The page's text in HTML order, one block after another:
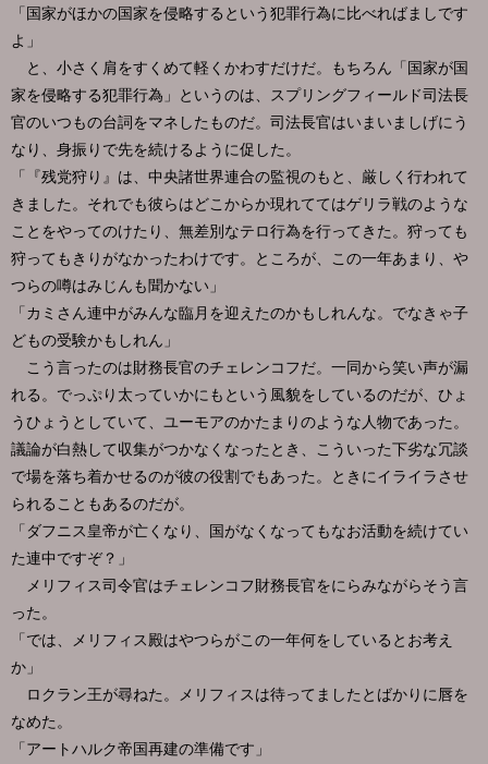
「国家がほかの国家を侵略するという犯罪行為に比べればましです
よ」
と、小さく肩をすくめて軽くかわすだけだ。もちろん「国家が国
家を侵略する犯罪行為」というのは、スプリングフィールド司法長
官のいつもの台詞をマネしたものだ。司法長官はいまいましげにう
なり、身振りで先を続けるように促した。
「『残党狩り』は、中央諸世界連合の監視のもと、厳しく行われて
きました。それでも彼らはどこからか現れててはゲリラ戦のような
ことをやってのけたり、無差別なテロ行為を行ってきた。狩っても
狩ってもきりがなかったわけです。ところが、この一年あまり、や
つらの噂はみじんも聞かない」
「カミさん連中がみんな臨月を迎えたのかもしれんな。でなきゃ子
どもの受験かもしれん」
こう言ったのは財務長官のチェレンコフだ。一同から笑い声が漏
れる。でっぷり太っていかにもという風貌をしているのだが、ひょ
うひょうとしていて、ユーモアのかたまりのような人物であった。
議論が白熱して収集がつかなくなったとき、こういった下劣な冗談
で場を落ち着かせるのが彼の役割でもあった。ときにイライラさせ
られることもあるのだが。
「ダフニス皇帝が亡くなり、国がなくなってもなお活動を続けてい
た連中ですぞ？」
メリフィス司令官はチェレンコフ財務長官をにらみながらそう言
った。
「では、メリフィス殿はやつらがこの一年何をしているとお考え
か」
ロクラン王が尋ねた。メリフィスは待ってましたとばかりに唇を
なめた。
「アートハルク帝国再建の準備です」